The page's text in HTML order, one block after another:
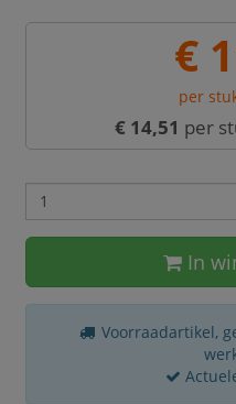
€
per
€ 14,51 per
In
Voorraadartikel,